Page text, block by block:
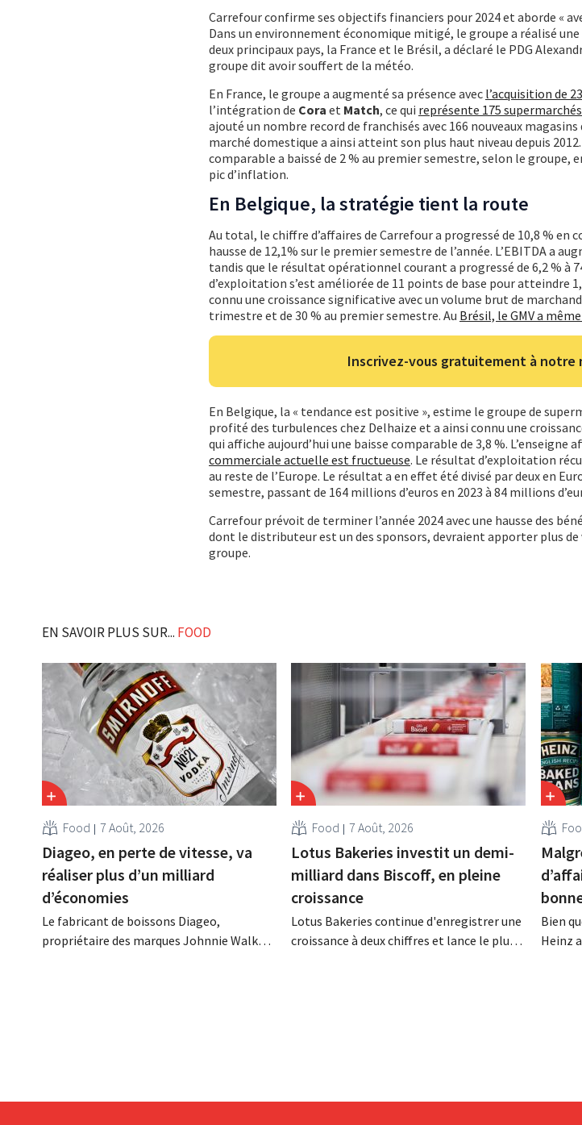
Carrefour confirme ses objectifs financiers pour 2024 et aborde «
Dans un environnement économique mitigé, le groupe a réalisé
deux principaux pays, la France et le Brésil, a déclaré le PDG
groupe dit avoir souffert de la météo.
En France, le groupe a augmenté sa présence avec l’acquisition de
l’intégration de Cora et Match, ce qui représente 175
ajouté un nombre record de franchisés avec 166 nouveaux
marché domestique a ainsi atteint son plus haut niveau depuis
comparable a baissé de 2 % au premier semestre, selon le groupe,
pic d’inflation.
En Belgique, la stratégie tient la route
Au total, le chiffre d’affaires de Carrefour a progressé de 10,8 % en
hausse de 12,1% sur le premier semestre de l’année. L’EBITDA a
tandis que le résultat opérationnel courant a progressé de 6,2 % à
d’exploitation s’est améliorée de 11 points de base pour atteindre
connu une croissance significative avec un volume brut de
trimestre et de 30 % au premier semestre. Au Brésil, le GMV a
Inscrivez-vous gratuitement à
En Belgique, la « tendance est positive », estime le groupe de
profité des turbulences chez Delhaize et a ainsi connu une
qui affiche aujourd’hui une baisse comparable de 3,8 %. L’enseigne
commerciale actuelle est fructueuse. Le résultat d’exploitation
au reste de l’Europe. Le résultat a en effet été divisé par deux en
semestre, passant de 164 millions d’euros en 2023 à 84 millions
Carrefour prévoit de terminer l’année 2024 avec une hausse des
dont le distributeur est un des sponsors, devraient apporter plus
groupe.
EN SAVOIR PLUS SUR... FOOD
Food 7 Août, 2026
Diageo, en perte de vitesse, va
réaliser plus d’un milliard
d’économies
Le fabricant de boissons Diageo,
propriétaire des marques Johnnie Walker,
Food 7 Août, 2026
Lotus Bakeries investit un demi-
milliard dans Biscoff, en pleine
croissance
Lotus Bakeries continue d'enregistrer une
croissance à deux chiffres et lance le plus
Bien
Heinz